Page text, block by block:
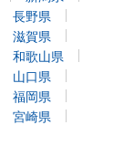
長野県
滋賀県
和歌山県
山口県
福岡県
宮崎県